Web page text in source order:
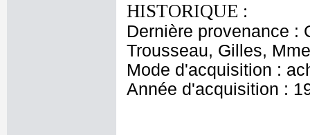
HISTORIQUE :
Dernière provenance :
Trousseau, Gilles,
Mode d'acquisition :
Année d'acquisition :